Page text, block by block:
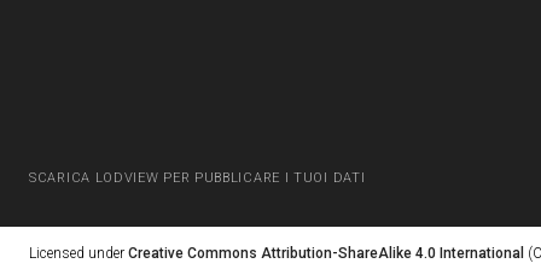
SCARICA LODVIEW PER PUBBLICARE I TUOI DATI
Licensed under Creative Commons Attribution-ShareAlike 4.0 International